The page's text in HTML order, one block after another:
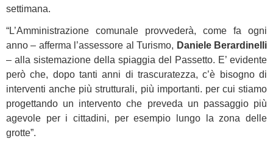
settimana.
“L’Amministrazione comunale provvederà, come fa ogni
anno – afferma l’assessore al Turismo, Daniele Berardinelli
– alla sistemazione della spiaggia del Passetto. E’ evidente
però che, dopo tanti anni di trascuratezza, c’è bisogno di
interventi anche più strutturali, più importanti. per cui stiamo
progettando un intervento che preveda un passaggio più
agevole per i cittadini, per esempio lungo la zona delle
grotte”.